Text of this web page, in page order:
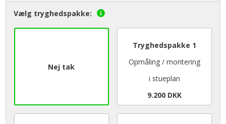
Vælg tryghedspakke:
Nej tak
Tryghedspakke 1
Opmåling / montering
i stueplan
9.200 DKK